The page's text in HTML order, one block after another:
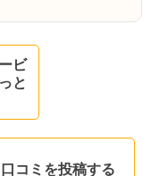
ビ
と
口コミを投稿する